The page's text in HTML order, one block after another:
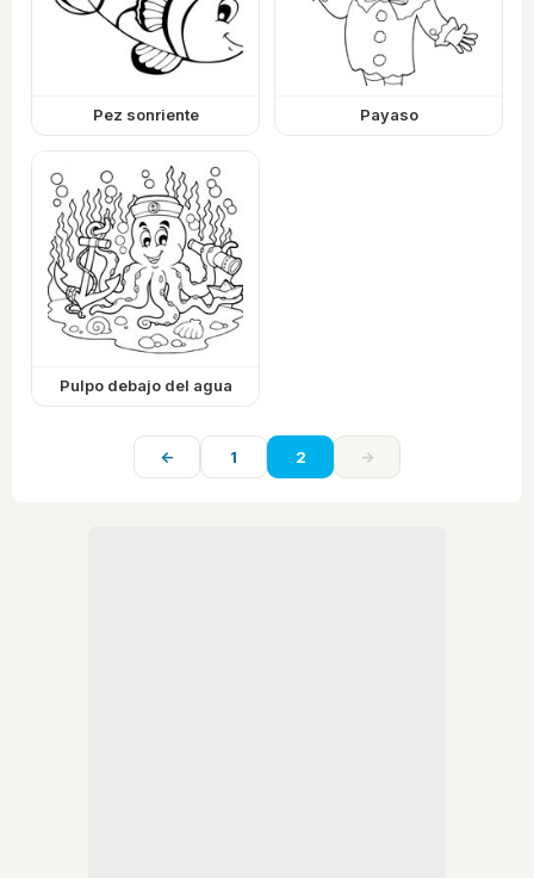
Pez sonriente Payaso
Pulpo debajo del agua
← 1 2 →